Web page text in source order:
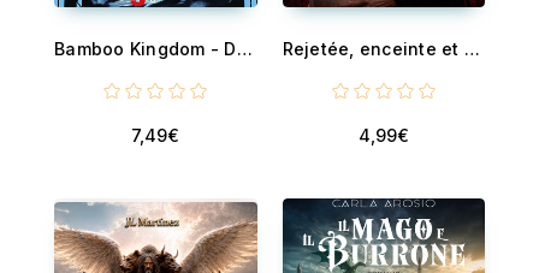
Bamboo Kingdom - Dopo il diluvio
7,49€
Rejetée, enceinte et revendiquée par mon alpha - Une romance paranormale sombre
4,99€